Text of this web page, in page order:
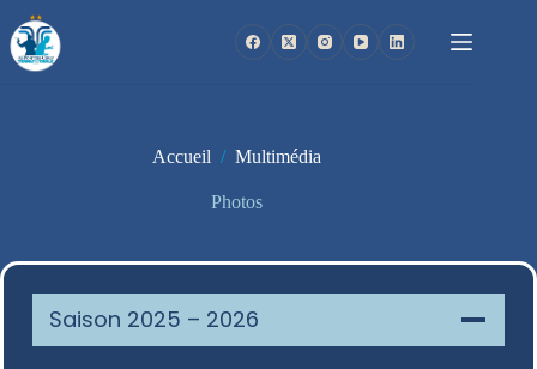
au
contenu
Accueil / Multimédia
Photos
Saison 2025 – 2026